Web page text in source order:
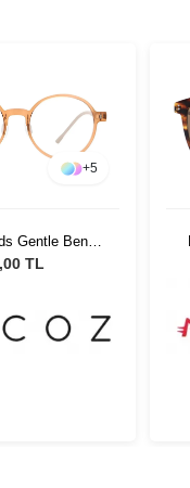
2. TG04 5518
Gözlüğü
TL